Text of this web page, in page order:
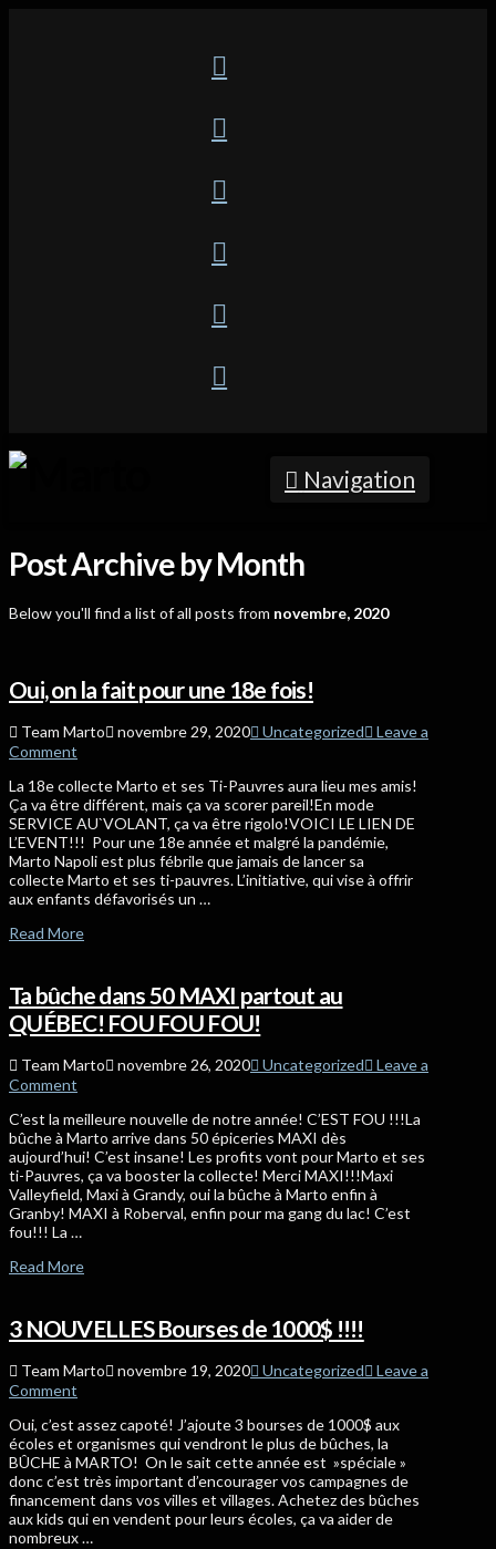
Navigation
Post Archive by Month
Below you'll find a list of all posts from novembre, 2020
Oui, on la fait pour une 18e fois!
Team Marto novembre 29, 2020 Uncategorized
Leave a
Comment
La 18e collecte Marto et ses Ti-Pauvres aura lieu mes amis!
Ça va être différent, mais ça va scorer pareil!En mode
SERVICE AU`VOLANT, ça va être rigolo!VOICI LE LIEN DE
L’EVENT!!! Pour une 18e année et malgré la pandémie,
Marto Napoli est plus fébrile que jamais de lancer sa
collecte Marto et ses ti-pauvres. L’initiative, qui vise à offrir
aux enfants défavorisés un …
Read More
Ta bûche dans 50 MAXI partout au
QUÉBEC! FOU FOU FOU!
Team Marto novembre 26, 2020 Uncategorized
Leave a
Comment
C’est la meilleure nouvelle de notre année! C’EST FOU !!!La
bûche à Marto arrive dans 50 épiceries MAXI dès
aujourd’hui! C’est insane! Les profits vont pour Marto et ses
ti-Pauvres, ça va booster la collecte! Merci MAXI!!!Maxi
Valleyfield, Maxi à Grandy, oui la bûche à Marto enfin à
Granby! MAXI à Roberval, enfin pour ma gang du lac! C’est
fou!!! La …
Read More
3 NOUVELLES Bourses de 1000$ !!!!
Team Marto novembre 19, 2020 Uncategorized
Leave a
Comment
Oui, c’est assez capoté! J’ajoute 3 bourses de 1000$ aux
écoles et organismes qui vendront le plus de bûches, la
BÛCHE à MARTO! On le sait cette année est »spéciale »
donc c’est très important d’encourager vos campagnes de
financement dans vos villes et villages. Achetez des bûches
aux kids qui en vendent pour leurs écoles, ça va aider de
nombreux …